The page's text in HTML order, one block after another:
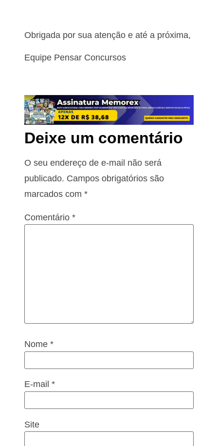
Obrigada por sua atenção e até a próxima,
Equipe Pensar Concursos
Deixe um comentário
O seu endereço de e-mail não será
publicado. Campos obrigatórios são
marcados com *
Comentário *
Nome *
E-mail *
Site